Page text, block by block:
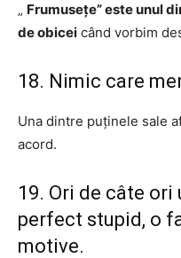
„ Frumusețe” este unul
de obicei când vorbim
18. Nimic care
Una dintre puținele sale
acord.
19. Ori de câte
perfect stupid, o
motive.